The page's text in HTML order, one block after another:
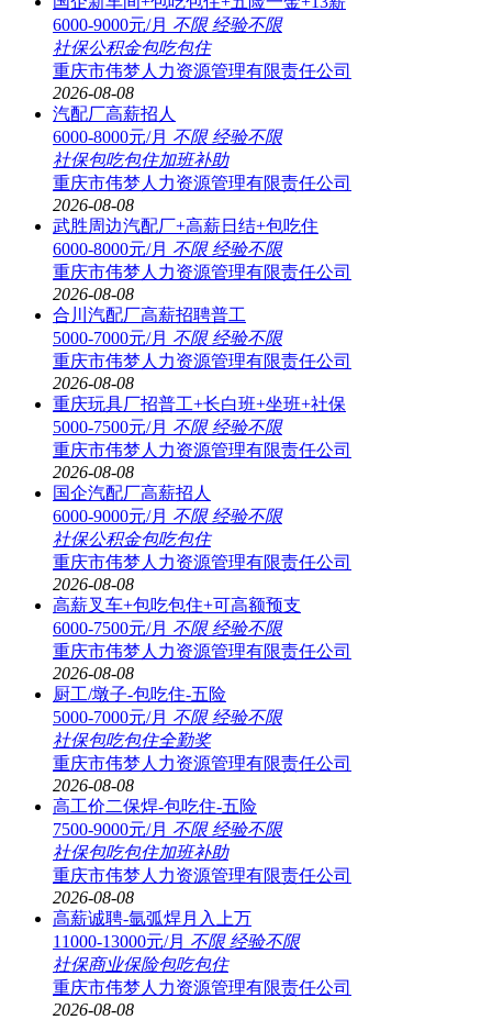
6000-9000元/月 不限 经验不限
社保公积金包吃包住
重庆市伟梦人力资源管理有限责任公司
2026-08-08
汽配厂高薪招人
6000-8000元/月 不限 经验不限
社保包吃包住加班补助
重庆市伟梦人力资源管理有限责任公司
2026-08-08
武胜周边汽配厂+高薪日结+包吃住
6000-8000元/月 不限 经验不限
重庆市伟梦人力资源管理有限责任公司
2026-08-08
合川汽配厂高薪招聘普工
5000-7000元/月 不限 经验不限
重庆市伟梦人力资源管理有限责任公司
2026-08-08
重庆玩具厂招普工+长白班+坐班+社保
5000-7500元/月 不限 经验不限
重庆市伟梦人力资源管理有限责任公司
2026-08-08
国企汽配厂高薪招人
6000-9000元/月 不限 经验不限
社保公积金包吃包住
重庆市伟梦人力资源管理有限责任公司
2026-08-08
高薪叉车+包吃包住+可高额预支
6000-7500元/月 不限 经验不限
重庆市伟梦人力资源管理有限责任公司
2026-08-08
厨工/墩子-包吃住-五险
5000-7000元/月 不限 经验不限
社保包吃包住全勤奖
重庆市伟梦人力资源管理有限责任公司
2026-08-08
高工价二保焊-包吃住-五险
7500-9000元/月 不限 经验不限
社保包吃包住加班补助
重庆市伟梦人力资源管理有限责任公司
2026-08-08
高薪诚聘-氩弧焊月入上万
11000-13000元/月 不限 经验不限
社保商业保险包吃包住
重庆市伟梦人力资源管理有限责任公司
2026-08-08